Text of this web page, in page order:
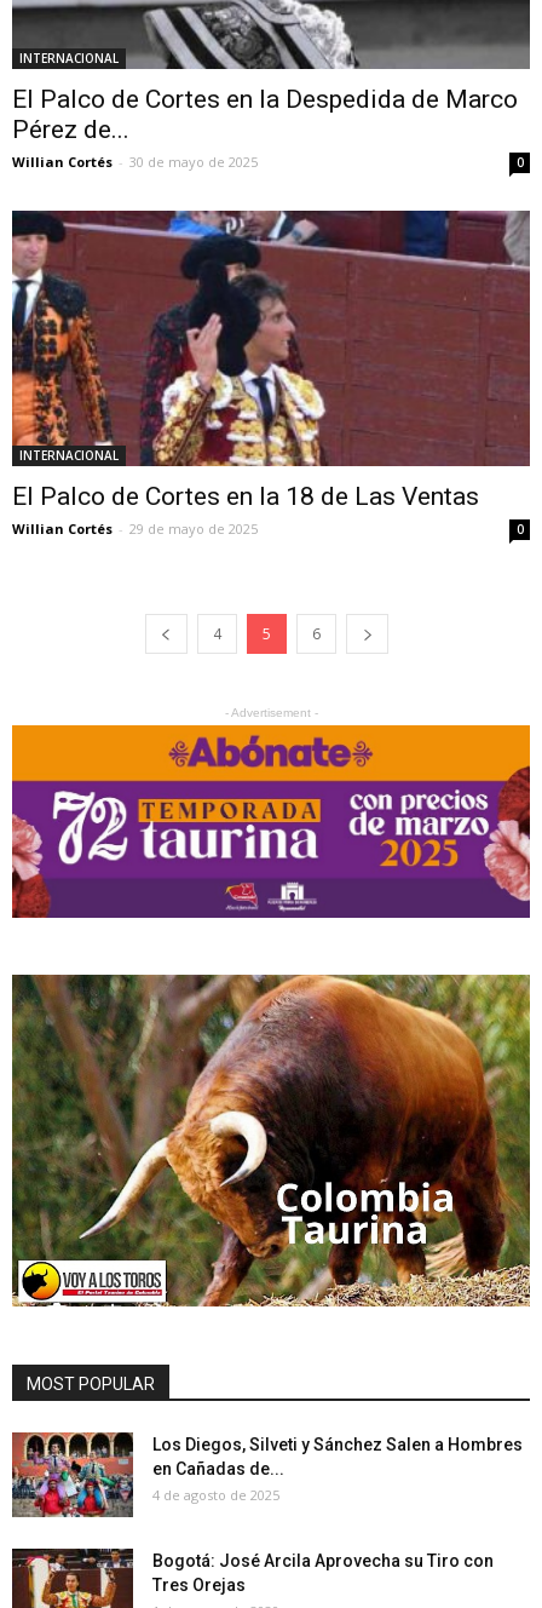
INTERNACIONAL
El Palco de Cortes en la Despedida de Marco
Pérez de...
Willian Cortés - 30 de mayo de 2025 0
INTERNACIONAL
El Palco de Cortes en la 18 de Las Ventas
Willian Cortés - 29 de mayo de 2025 0
4 5 6
- Advertisement -
MOST POPULAR
Los Diegos, Silveti y Sánchez Salen a Hombres
en Cañadas de...
4 de agosto de 2025
Bogotá: José Arcila Aprovecha su Tiro con
Tres Orejas